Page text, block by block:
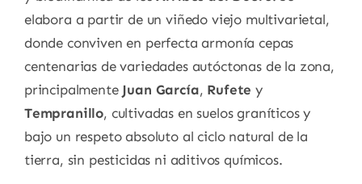
elabora a partir de un viñedo viejo multivarietal,
donde conviven en perfecta armonía cepas
centenarias de variedades autóctonas de la zona,
principalmente Juan García, Rufete y
Tempranillo, cultivadas en suelos graníticos y
bajo un respeto absoluto al ciclo natural de la
tierra, sin pesticidas ni aditivos químicos.